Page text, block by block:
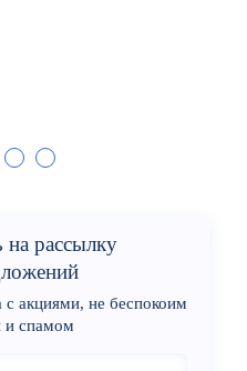
рассылку
акциями, не беспокоим
и спамом